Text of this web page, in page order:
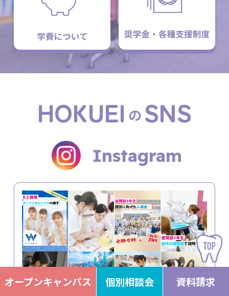
HOKUEI の SNS
Instagram
オープンキャンパス 個別相談会 資料請求